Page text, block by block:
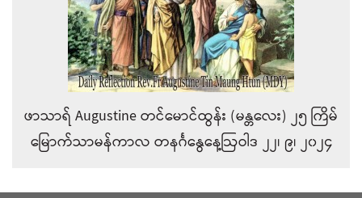
ဖာသာရ် Augustine တင်မောင်ထွန်း (မန္တလေး) ၂၅ ကြိမ်
မြောက်သာမန်ကာလ တနင်္ဂနွေနေ့ဩဝါဒ ၂၂၊ ၉၊ ၂၀၂၄